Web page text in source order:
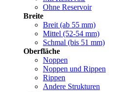
Ohne Reservoir
Breite
Breit (ab 55 mm)
Mittel (52-54 mm)
Schmal (bis 51 mm)
Oberfläche
Noppen
Noppen und Rippen
Rippen
Andere Strukturen